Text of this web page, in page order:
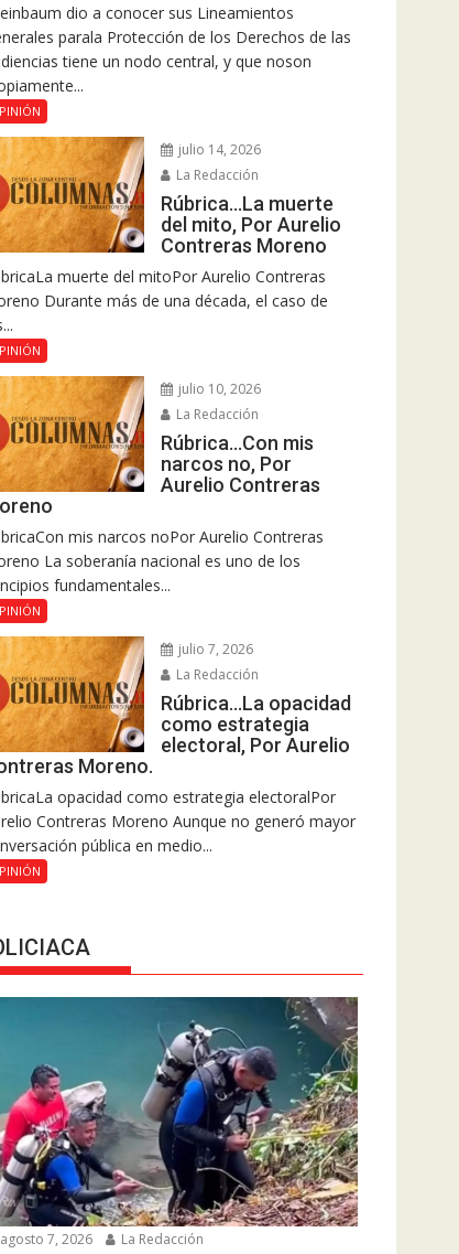
dio a conocer sus Lineamientos
parala Protección de los Derechos de las
tiene un nodo central, y que noson
julio 14, 2026
La Redacción
Rúbrica…La muerte
del mito, Por Aurelio
Contreras Moreno
muerte del mitoPor Aurelio Contreras
Durante más de una década, el caso de
julio 10, 2026
La Redacción
Rúbrica…Con mis
narcos no, Por
Aurelio Contreras
mis narcos noPor Aurelio Contreras
La soberanía nacional es uno de los
fundamentales...
julio 7, 2026
La Redacción
Rúbrica…La opacidad
como estrategia
electoral, Por Aurelio
Moreno.
opacidad como estrategia electoralPor
Contreras Moreno Aunque no generó mayor
pública en medio...
agosto 7, 2026 La Redacción